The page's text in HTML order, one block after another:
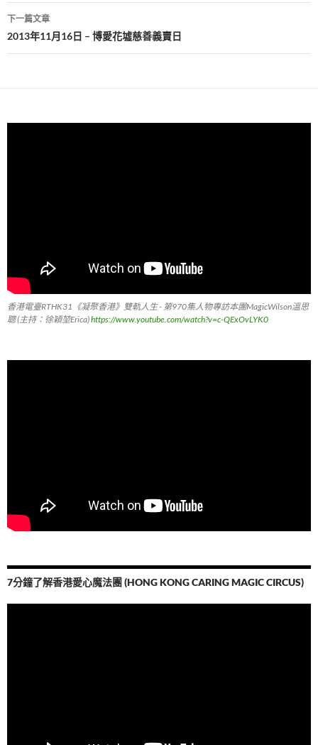
導
覽
下一篇文章
2013年11月16日 – 博愛花墟慈善義賣日
香港電臺RTHK31《凝聚香港》雙軌人生 - 第970集人物專訪本團MagicWilson溫思
聰 (主持：徐穎堃Erica)https://www.youtube.com/watch?v=c-QExOvLYK0
7分鐘了解香港愛心魔法團 (HONG KONG CARING MAGIC CIRCUS)